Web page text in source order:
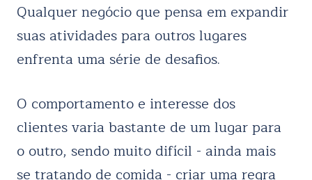
Qualquer negócio que pensa em expandir
suas atividades para outros lugares
enfrenta uma série de desafios.
O comportamento e interesse dos
clientes varia bastante de um lugar para
o outro, sendo muito difícil - ainda mais
se tratando de comida - criar uma regra